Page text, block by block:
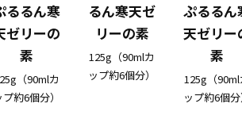
るるん寒
ゼリーの
素
（90mlカ
プ約6個分）
るん寒天ゼ
リーの素
125g（90mlカ
ップ約6個分）
ぷるるん
天ゼリー
素
125g（90ml
ップ約6個分